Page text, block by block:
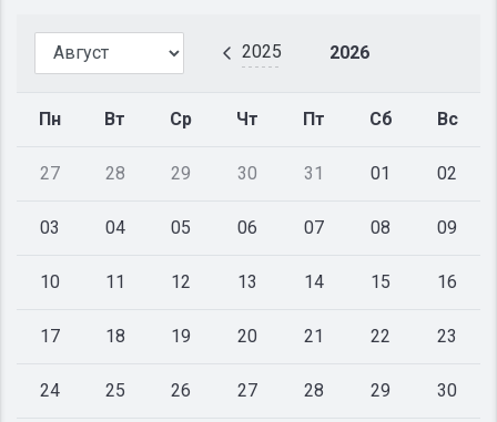
2025 2026
Пн Вт Ср Чт Пт Сб Вс
27 28 29 30 31 01 02
03 04 05 06 07 08 09
10 11 12 13 14 15 16
17 18 19 20 21 22 23
24 25 26 27 28 29 30